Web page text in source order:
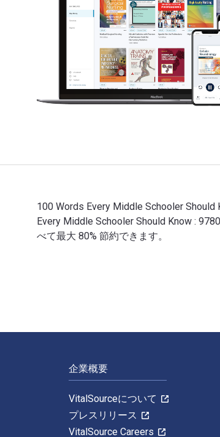
100 Words Every Middle Schooler
Every Middle Schooler Should Know :
べて最大 80% 節約できます。
企業概要
VitalSourceについて
プレスリリース
VitalSource Careers